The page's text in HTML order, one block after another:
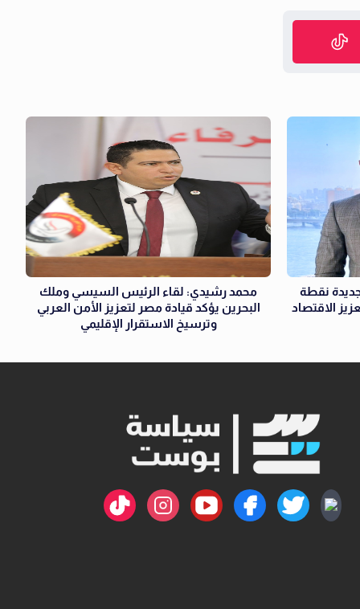
نقطة
الاقتصاد
محمد رشيدي: لقاء الرئيس السيسي وملك
البحرين يؤكد قيادة مصر لتعزيز الأمن العربي
وترسيخ الاستقرار الإقليمي